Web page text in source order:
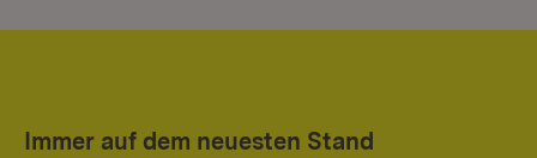
Immer auf dem neuesten Stand